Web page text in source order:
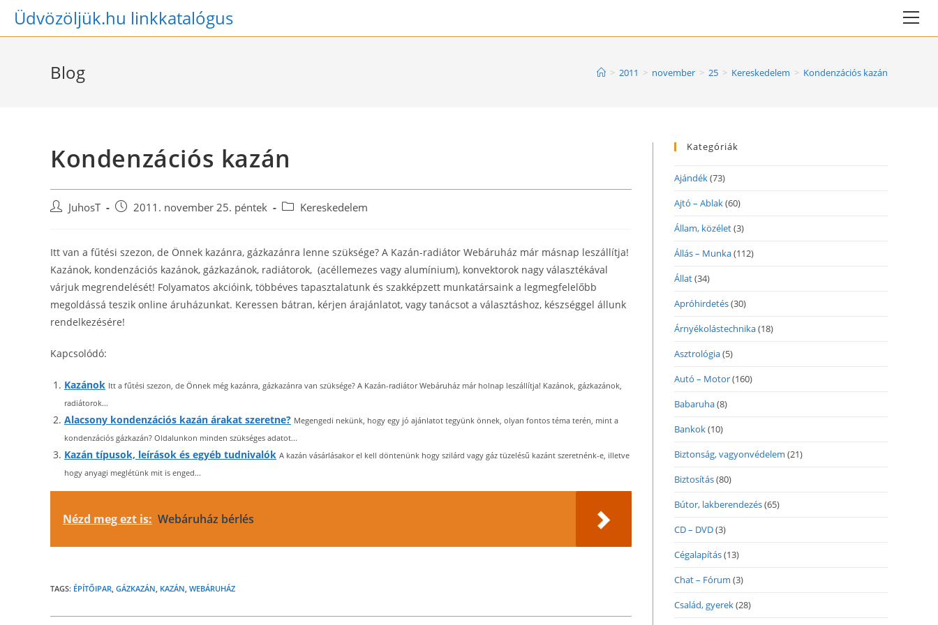
SkipÜdvözöljük.hu linkkatalógus
Blog > 2011 > november > 25 > Kereskedelem > Kondenzációs kazán
Kondenzációs kazán
Post JuhosT
Post 2011. november 25. péntek
Post Kereskedelem
Itt van a fűtési szezon, de Önnek kazánra, gázkazánra lenne szüksége? A Kazán-radiátor Webáruház már másnap leszállítja!
Kazánok, kondenzációs kazánok, gázkazánok, radiátorok, (acéllemezes vagy alumínium), konvektorok nagy választékával
várjuk megrendelését! Folyamatos akcióink, többéves tapasztalatunk és szakképzett munkatársaink a legmegfelelőbb
megoldássá teszik online áruházunkat. Keressen bátran, kérjen árajánlatot, vagy tanácsot a választáshoz, készséggel állunk
rendelkezésére!
Kapcsolódó:
Kazánok Itt a fűtési szezon, de Önnek még kazánra, gázkazánra van szüksége? A Kazán-radiátor Webáruház már holnap leszállítja! Kazánok, gázkazánok,
radiátorok...
Alacsony kondenzációs kazán árakat szeretne? Megengedi nekünk, hogy egy jó ajánlatot tegyünk önnek, olyan fontos téma terén, mint a
kondenzációs gázkazán? Oldalunkon minden szükséges adatot...
Kazán típusok, leírások és egyéb tudnivalók A kazán vásárlásakor el kell döntenünk hogy szilárd vagy gáz tüzelésű kazánt szeretnénk-e, illetve
hogy anyagi meglétünk mit is enged...
Nézd meg ezt is: Webáruház bérlés
TAGS: ÉPÍTŐIPAR, GÁZKAZÁN, KAZÁN, WEBÁRUHÁZ
Kategóriák
Ajándék(73)
Ajtó – Ablak(60)
Állam, közélet(3)
Állás – Munka(112)
Állat(34)
Apróhirdetés(30)
Árnyékolástechnika(18)
Asztrológia(5)
Autó – Motor(160)
Babaruha(8)
Bankok(10)
Biztonság, vagyonvédelem (21)
Biztosítás(80)
Bútor, lakberendezés(65)
CD – DVD(3)
Cégalapítás(13)
Chat – Fórum (3)
Család, gyerek(28)